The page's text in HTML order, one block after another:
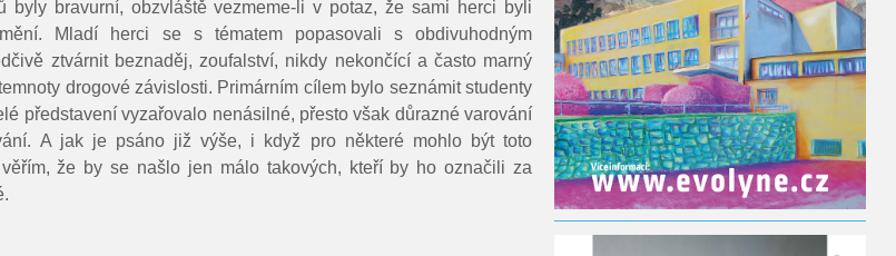
byly bravurní, obzvláště vezmeme-li v potaz, že sami herci byli
Mladí herci se s tématem popasovali s obdivuhodným
ztvárnit beznaděj, zoufalství, nikdy nekončící a často marný
drogové závislosti. Primárním cílem bylo seznámit studenty
představení vyzařovalo nenásilné, přesto však důrazné varování
A jak je psáno již výše, i když pro některé mohlo být toto
že by se našlo jen málo takových, kteří by ho označili za